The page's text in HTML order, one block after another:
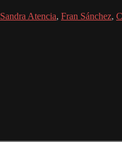
Sandra Atencia, Fran Sánchez,